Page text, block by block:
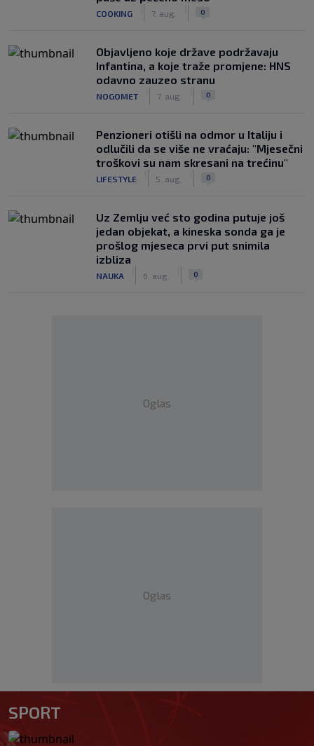
COOKING 7. aug. 0
Objavljeno koje države podržavaju
Infantina, a koje traže promjene: HNS
odavno zauzeo stranu
NOGOMET 7. aug. 0
Penzioneri otišli na odmor u Italiju i
odlučili da se više ne vraćaju: "Mjesečni
troškovi su nam skresani na trećinu"
LIFESTYLE 5. aug. 0
Uz Zemlju već sto godina putuje još
jedan objekat, a kineska sonda ga je
prošlog mjeseca prvi put snimila
izbliza
NAUKA 6. aug. 0
Oglas
Oglas
SPORT